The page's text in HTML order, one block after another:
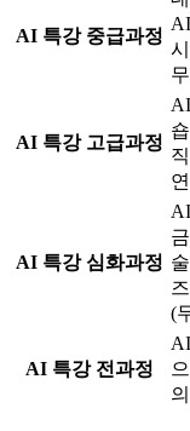
AI 특강 중급과정
AI 특강 고급과정
AI 특강 심화과정
(
AI 특강 전과정